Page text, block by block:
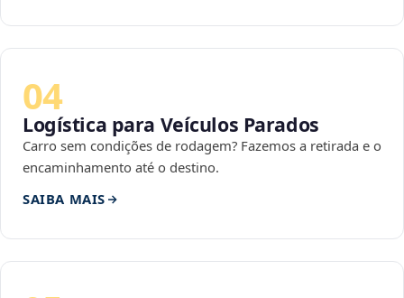
04
Logística para Veículos Parados
Carro sem condições de rodagem? Fazemos a retirada e o
encaminhamento até o destino.
SAIBA MAIS